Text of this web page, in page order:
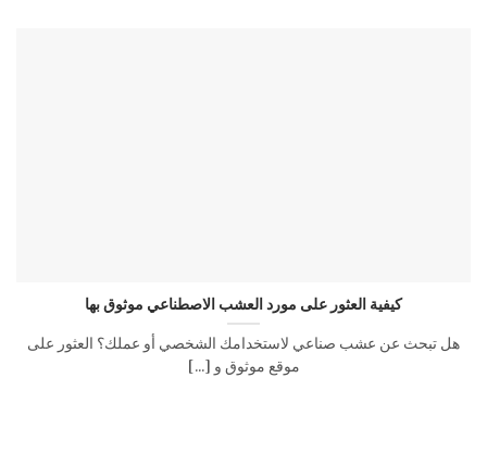
كيفية العثور على مورد العشب الاصطناعي موثوق بها
هل تبحث عن عشب صناعي لاستخدامك الشخصي أو عملك؟ العثور على
موقع موثوق و [...]